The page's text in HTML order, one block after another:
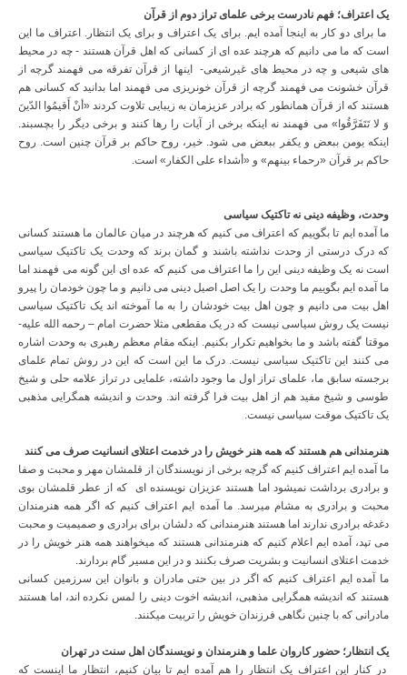
یک اعتراف؛ فهم نادرست برخی علمای تراز دوم از قرآن
ما برای دو کار به اینجا آمده ایم. برای یک اعتراف و برای یک انتظار. اعتراف ما این
است که ما می دانیم که هرچند عده ای از کسانی که اهل قرآن هستند - چه در محیط
های شیعی و چه در محیط های غیرشیعی- اینها از قرآن تفرقه می فهمند گرچه از
قرآن خشونت می فهمند گرچه از قرآن خونریزی می فهمند اما بدانید که کسانی هم
هستند که از قرآن همانطور که برادر عزیزمان به زیبایی تلاوت کردند «أنْ أَقیمُوا الدّینَ
وَ لا تَتَفَرَّقُوا» می فهمند نه اینکه برخی از آیات را رها کنند و برخی دیگر را بچسبند.
اینکه یومن ببعض و یکفر ببعض می شود. خیر، روح حاکم بر قرآن چنین است. روح
حاکم بر قرآن «رحماء بینهم» و «أشداء علی الکفار» است.
وحدت، وظیفه دینی نه تاکتیک سیاسی
ما آمده ایم تا بگوییم که اعتراف می کنیم که هرچند در میان عالمان ما هستند کسانی
که درک درستی از وحدت نداشته باشند و گمان برند که وحدت یک تاکتیک سیاسی
است نه یک وظیفه دینی این را ما اعتراف می کنیم که عده ای این گونه می فهمند اما
ما آمده ایم بگوییم ما وحدت را یک اصل اصیل دینی می دانیم و ما چون خودمان را پیرو
اهل بیت می دانیم و چون اهل بیت خودشان را به ما آموخته اند یک تاکتیک سیاسی
نیست یک روش سیاسی نیست که در یک مقطعی مثلا حضرت امام – رحمه الله علیه-
موقتا گفته باشد و ما بخواهیم تکرار بکنیم. اینکه مقام معظم رهبری به وحدت اشاره
می کنند این تاکتیک سیاسی نیست. درک ما این است که این در روش تمام علمای
برجسته سابق ما، علمای تراز اول ما وجود داشته، علمایی در تراز علامه حلی و شیخ
طوسی و شیخ مفید هم از اهل بیت فرا گرفته اند. وحدت و اندیشه همگرایی مذهبی
یک تاکتیک موقت سیاسی نیست.
هنرمندانی هم هستند که همه هنر خویش را در خدمت اعتلای انسانیت صرف می کنند
ما آمده ایم اعتراف کنیم که گرچه برخی از نویسندگان از قلمشان مهر و محبت و صفا
و برادری برداشت نمیشود اما هستند عزیزان نویسنده ای که از عطر قلمشان بوی
محبت و برادری به مشام میرسد. ما آمده ایم اعتراف کنیم که اگر همه هنرمندان
دغدغه برادری ندارند اما هستند هنرمندانی که دلشان برای برادری و صمیمیت و محبت
می تپد، آمده ایم اعلام کنیم که هنرمندانی هستند که میخواهند همه هنر خویش را در
خدمت اعتلای انسانیت و بشریت صرف بکنند و در این مسیر گام بردارند.
ما آمده ایم اعتراف کنیم که اگر در بین حتی مادران و بانوان این سرزمین کسانی
هستند که اندیشه همگرایی مذهبی، اندیشه اخوت دینی را لمس نکرده اند، اما هستند
مادرانی که با چنین نگاهی فرزندان خویش را تربیت میکنند.
یک انتظار؛ حضور کاروان علما و هنرمندان و نویسندگان اهل سنت در تهران
در کنار این اعتراف یک انتظار را هم آمده ایم تا بیان کنیم، انتظار ما اینست که